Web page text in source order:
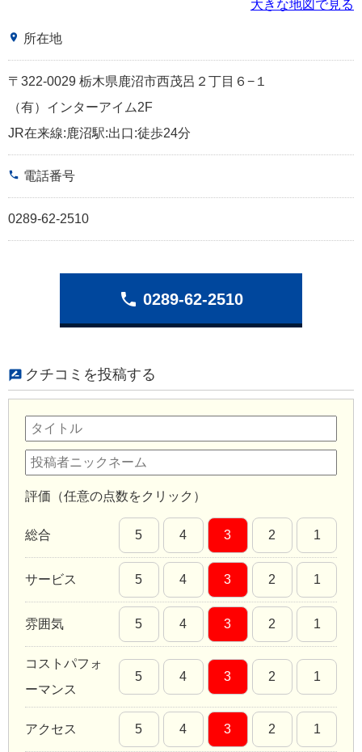
大きな地図で見る
place 所在地
〒322-0029 栃木県鹿沼市西茂呂２丁目６−１
（有）インターアイム2F
JR在来線:鹿沼駅:出口:徒歩24分
phone 電話番号
0289-62-2510
phone 0289-62-2510
クチコミを投稿する
評価（任意の点数をクリック）
総合 5 4 3 2 1
サービス 5 4 3 2 1
雰囲気 5 4 3 2 1
コストパフォ
ーマンス
5 4 3 2 1
アクセス 5 4 3 2 1